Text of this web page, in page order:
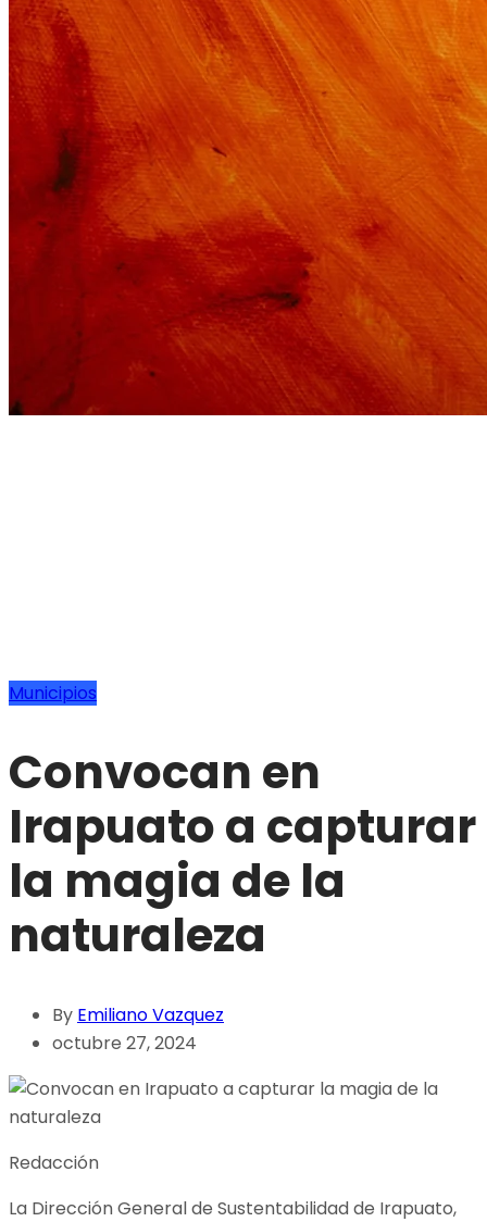
Municipios
Convocan en
Irapuato a capturar
la magia de la
naturaleza
By Emiliano Vazquez
octubre 27, 2024
Redacción
La Dirección General de Sustentabilidad de Irapuato,